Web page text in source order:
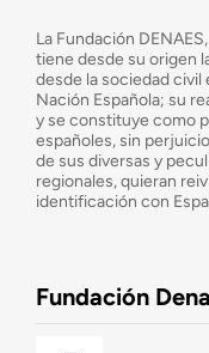
¿Cuáles son
Consejo Asesor
La Fundación
tiene desde su origen
desde la sociedad
Nación Española; su
y se constituye como
españoles, sin
de sus diversas y
regionales, quieran
identificación con
Fundación